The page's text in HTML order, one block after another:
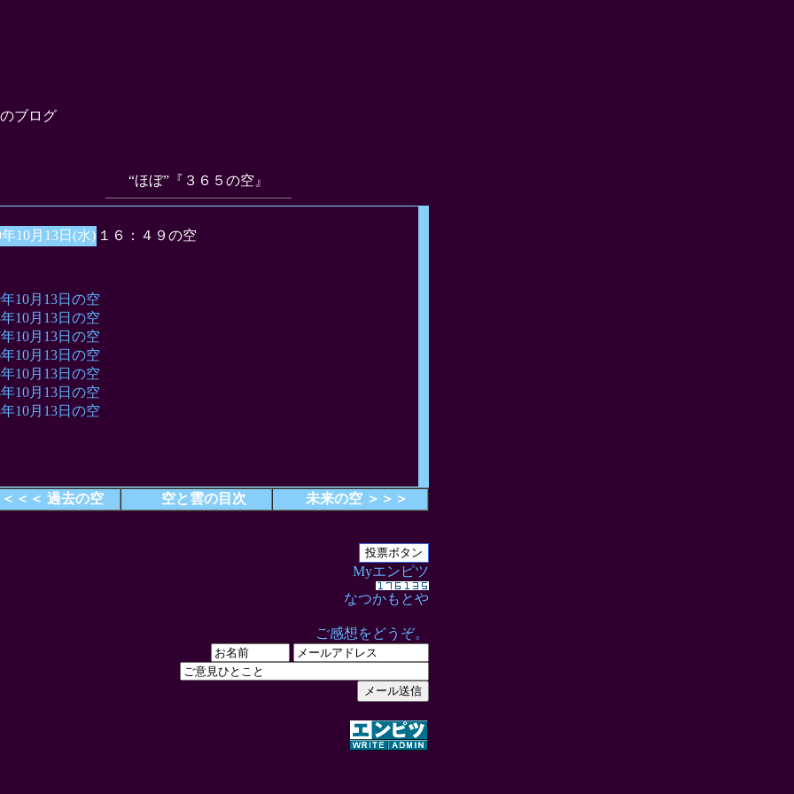
ブログ
“ほぼ”『３６５の空』
年10月13日(水) １６：４９の空
10月13日の空
10月13日の空
10月13日の空
10月13日の空
10月13日の空
10月13日の空
10月13日の空
＜＜＜ 過去の空 空と雲の目次 未来の空 ＞＞＞
Myエンピツ
なつかもとや
ご感想をどうぞ。